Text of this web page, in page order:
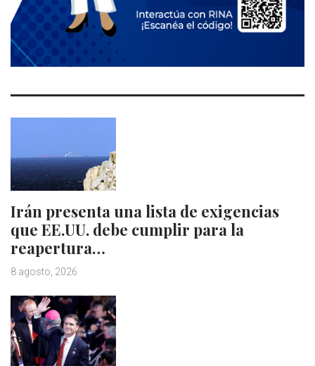
Irán presenta una lista de exigencias
que EE.UU. debe cumplir para la
reapertura…
8 agosto, 2026